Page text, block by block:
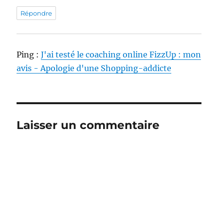
Répondre
Ping :J'ai testé le coaching online FizzUp : mon
avis - Apologie d'une Shopping-addicte
Laisser un commentaire